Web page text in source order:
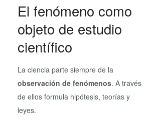
El fenómeno como
objeto de estudio
científico
La ciencia parte siempre de la
observación de fenómenos. A través
de ellos formula hipótesis, teorías y
leyes.